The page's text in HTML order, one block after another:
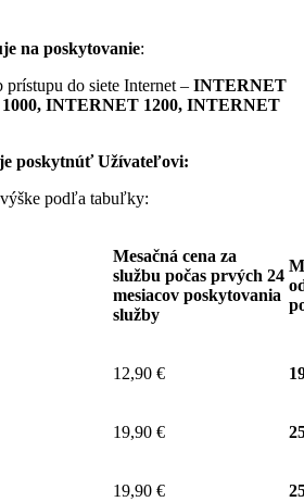
na poskytovanie:
prístupu do siete Internet – INTERNET
INTERNET 1200, INTERNET
poskytnúť Užívateľovi:
podľa tabuľky:
Mesačná cena za
službu počas prvých 24
mesiacov poskytovania
služby
12,90 €
19,90 €
19,90 €